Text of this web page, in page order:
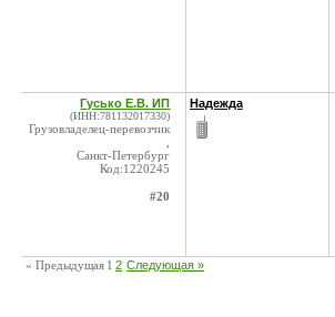
Гусько Е.В. ИП
(ИНН:781132017330)
Грузовладелец-перевозчик
Санкт-Петербург
Код:1220245
#20
Надежда
« Предыдущая 1 2 Следующая »